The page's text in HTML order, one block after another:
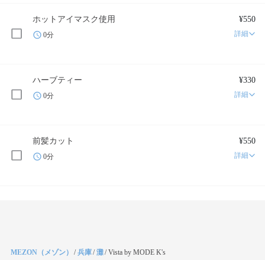
ホットアイマスク使用 ¥550
0分 詳細
ハーブティー ¥330
0分 詳細
前髪カット ¥550
0分 詳細
MEZON（メゾン） /兵庫/灘/Vista by MODE K's